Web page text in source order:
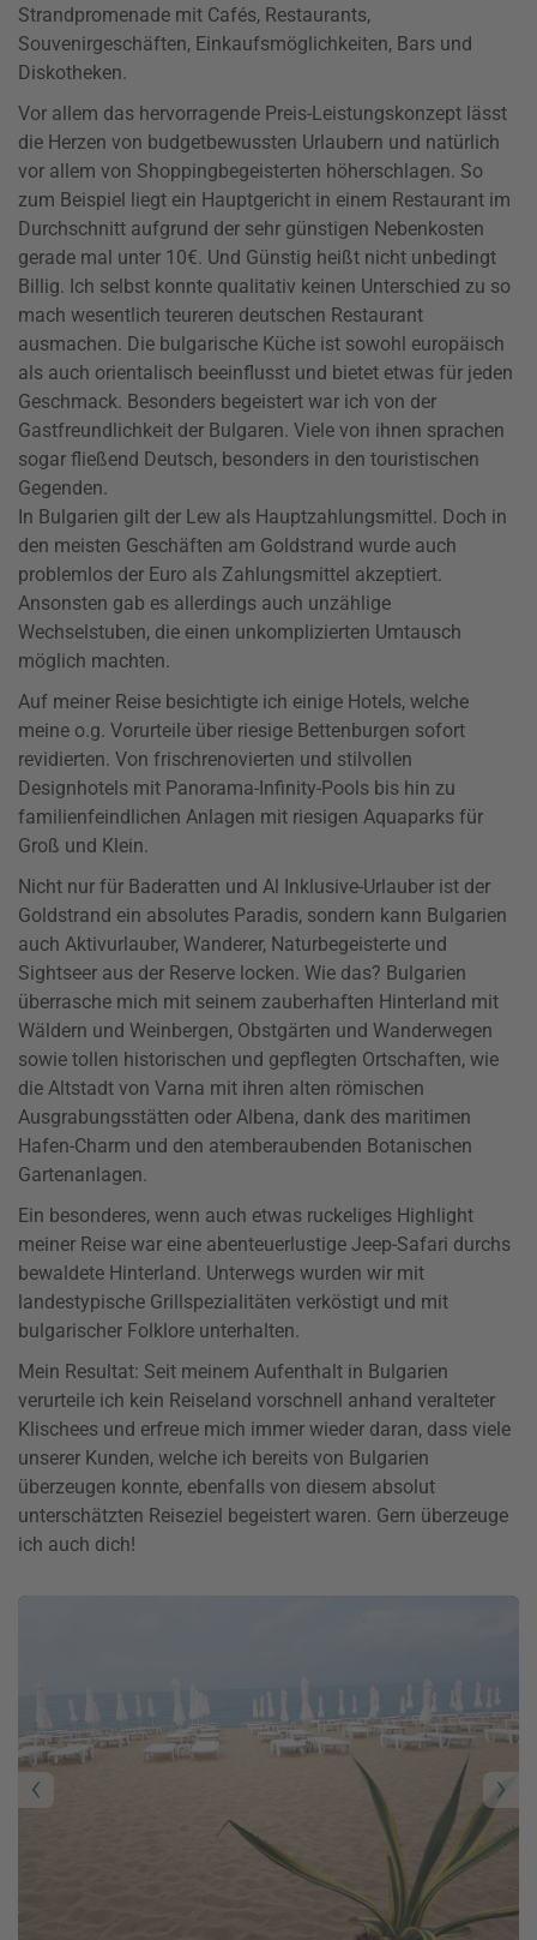
Strandpromenade mit Cafés, Restaurants,
Souvenirgeschäften, Einkaufsmöglichkeiten, Bars und
Diskotheken.
Vor allem das hervorragende Preis-Leistungskonzept lässt
die Herzen von budgetbewussten Urlaubern und natürlich
vor allem von Shoppingbegeisterten höherschlagen. So
zum Beispiel liegt ein Hauptgericht in einem Restaurant im
Durchschnitt aufgrund der sehr günstigen Nebenkosten
gerade mal unter 10€. Und Günstig heißt nicht unbedingt
Billig. Ich selbst konnte qualitativ keinen Unterschied zu so
mach wesentlich teureren deutschen Restaurant
ausmachen. Die bulgarische Küche ist sowohl europäisch
als auch orientalisch beeinflusst und bietet etwas für jeden
Geschmack. Besonders begeistert war ich von der
Gastfreundlichkeit der Bulgaren. Viele von ihnen sprachen
sogar fließend Deutsch, besonders in den touristischen
Gegenden.
In Bulgarien gilt der Lew als Hauptzahlungsmittel. Doch in
den meisten Geschäften am Goldstrand wurde auch
problemlos der Euro als Zahlungsmittel akzeptiert.
Ansonsten gab es allerdings auch unzählige
Wechselstuben, die einen unkomplizierten Umtausch
möglich machten.
Auf meiner Reise besichtigte ich einige Hotels, welche
meine o.g. Vorurteile über riesige Bettenburgen sofort
revidierten. Von frischrenovierten und stilvollen
Designhotels mit Panorama-Infinity-Pools bis hin zu
familienfeindlichen Anlagen mit riesigen Aquaparks für
Groß und Klein.
Nicht nur für Baderatten und Al Inklusive-Urlauber ist der
Goldstrand ein absolutes Paradis, sondern kann Bulgarien
auch Aktivurlauber, Wanderer, Naturbegeisterte und
Sightseer aus der Reserve locken. Wie das? Bulgarien
überrasche mich mit seinem zauberhaften Hinterland mit
Wäldern und Weinbergen, Obstgärten und Wanderwegen
sowie tollen historischen und gepflegten Ortschaften, wie
die Altstadt von Varna mit ihren alten römischen
Ausgrabungsstätten oder Albena, dank des maritimen
Hafen-Charm und den atemberaubenden Botanischen
Gartenanlagen.
Ein besonderes, wenn auch etwas ruckeliges Highlight
meiner Reise war eine abenteuerlustige Jeep-Safari durchs
bewaldete Hinterland. Unterwegs wurden wir mit
landestypische Grillspezialitäten verköstigt und mit
bulgarischer Folklore unterhalten.
Mein Resultat: Seit meinem Aufenthalt in Bulgarien
verurteile ich kein Reiseland vorschnell anhand veralteter
Klischees und erfreue mich immer wieder daran, dass viele
unserer Kunden, welche ich bereits von Bulgarien
überzeugen konnte, ebenfalls von diesem absolut
unterschätzten Reiseziel begeistert waren. Gern überzeuge
ich auch dich!